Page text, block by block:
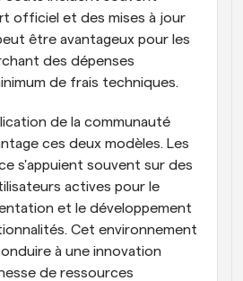
officiel et des mises à jour
être avantageux pour les
des dépenses
de frais techniques.
de la communauté
ces deux modèles. Les
s'appuient souvent sur des
actives pour le
et le développement
Cet environnement
à une innovation
de ressources